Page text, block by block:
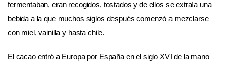
fermentaban, eran recogidos, tostados y de ellos se extraía una
bebida a la que muchos siglos después comenzó a mezclarse
con miel, vainilla y hasta chile.
El cacao entró a Europa por España en el siglo XVI de la mano